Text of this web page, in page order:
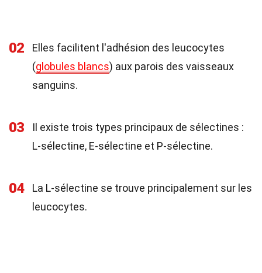
02
Elles facilitent l'adhésion des leucocytes
(globules blancs) aux parois des vaisseaux
sanguins.
03
Il existe trois types principaux de sélectines :
L-sélectine, E-sélectine et P-sélectine.
04
La L-sélectine se trouve principalement sur les
leucocytes.